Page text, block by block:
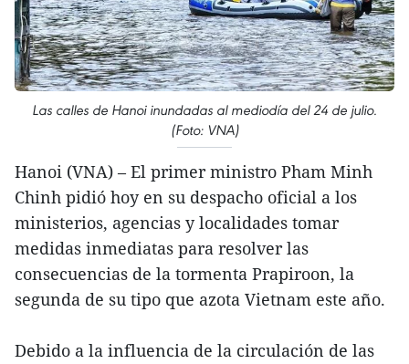
Las calles de Hanoi inundadas al mediodía del 24 de julio.
(Foto: VNA)
Hanoi (VNA) – El primer ministro Pham Minh
Chinh pidió hoy en su despacho oficial a los
ministerios, agencias y localidades tomar
medidas inmediatas para resolver las
consecuencias de la tormenta Prapiroon, la
segunda de su tipo que azota Vietnam este año.
Debido a la influencia de la circulación de las